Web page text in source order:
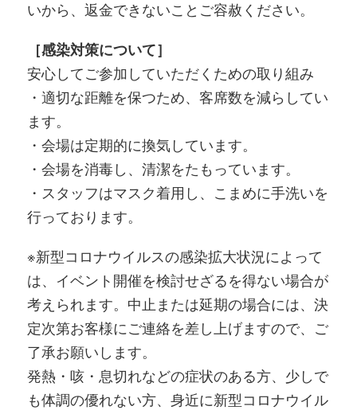
いから、返金できないことご容赦ください。
［感染対策について］
安心してご参加していただくための取り組み
・適切な距離を保つため、客席数を減らしてい
ます。
・会場は定期的に換気しています。
・会場を消毒し、清潔をたもっています。
・スタッフはマスク着用し、こまめに手洗いを
行っております。
※新型コロナウイルスの感染拡大状況によって
は、イベント開催を検討せざるを得ない場合が
考えられます。中止または延期の場合には、決
定次第お客様にご連絡を差し上げますので、ご
了承お願いします。
発熱・咳・息切れなどの症状のある方、少しで
も体調の優れない方、身近に新型コロナウイル